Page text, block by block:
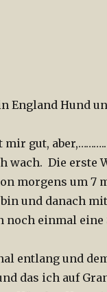
England Hund
mir gut,
wach. Die erste
morgens um 7
und danach
noch einmal eine
entlang und
das ich auf